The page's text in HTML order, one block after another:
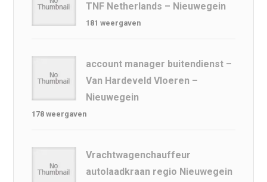
TNF Netherlands – Nieuwegein
181 weergaven
account manager buitendienst –
Van Hardeveld Vloeren –
Nieuwegein
178 weergaven
Vrachtwagenchauffeur
autolaadkraan regio Nieuwegein